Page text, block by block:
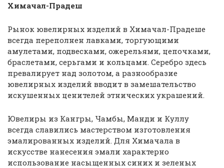
Химачал-Прадеш
Рынок ювелирных изделий в Химачал-Прадеше
всегда переполнен лавками, торгующими
амулетами, подвесками, ожерельями, цепочками,
браслетами, серьгами и кольцами. Серебро здесь
превалирует над золотом, а разнообразие
ювелирных изделий вводит в замешательство
искушенных ценителей этнических украшений.
Ювелиры из Кангры, Чамбы, Манди и Куллу
всегда славились мастерством изготовления
эмалированных изделий. Для Химачала в
искусстве нанесения эмали характерно
использование насыщенных синих и зеленых